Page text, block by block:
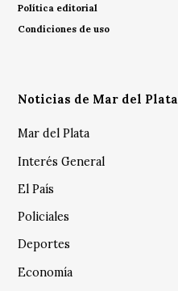
Política editorial
Condiciones de uso
Noticias de Mar del Plata
Mar del Plata
Interés General
El País
Policiales
Deportes
Economía